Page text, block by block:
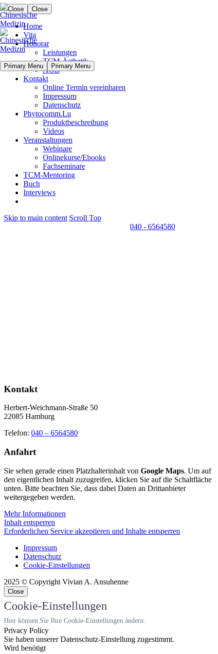
Close Close
Home
Vita
Honorar
Leistungen
TCM-Ästhetik
AGB
Kontakt
Online Termin vereinbaren
Impressum
Datenschutz
Phytocomm.Lu
Produktbeschreibung
Videos
Veranstaltungen
Webinare
Onlinekurse/Ebooks
Fachseminare
TCM-Mentoring
Buch
Interviews
Skip to main content Scroll Top
040 - 6564580
Primary Menu Primary Menu
Kontakt
Herbert-Weichmann-Straße 50
22085 Hamburg
Telefon: 040 – 6564580
Anfahrt
Sie sehen gerade einen Platzhalterinhalt von Google Maps. Um auf
den eigentlichen Inhalt zuzugreifen, klicken Sie auf die Schaltfläche
unten. Bitte beachten Sie, dass dabei Daten an Drittanbieter
weitergegeben werden.
Mehr Informationen
Inhalt entsperren
Erforderlichen Service akzeptieren und Inhalte entsperren
Impressum
Datenschutz
Cookie-Einstellungen
2025 © Copyright Vivian A. Ansuhenne
Close
Cookie-Einstellungen
Hier können Sie Ihre Cookie-Einstellungen ändern.
Privacy Policy
Sie haben unserer Datenschutz-Einstellung zugestimmt.
Wird benötigt